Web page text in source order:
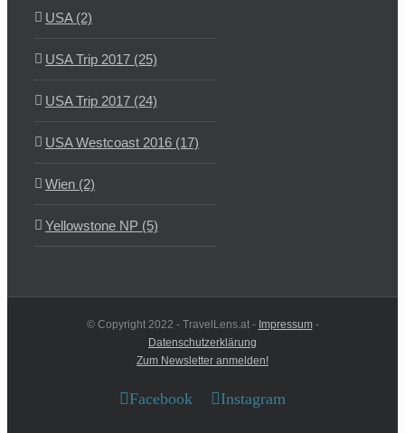
USA (2)
USA Trip 2017 (25)
USA Trip 2017 (24)
USA Westcoast 2016 (17)
Wien (2)
Yellowstone NP (5)
© Copyright 2022 - TravelLens.at - Impressum-
Datenschutzerklärung
Zum Newsletter anmelden!
Facebook Instagram